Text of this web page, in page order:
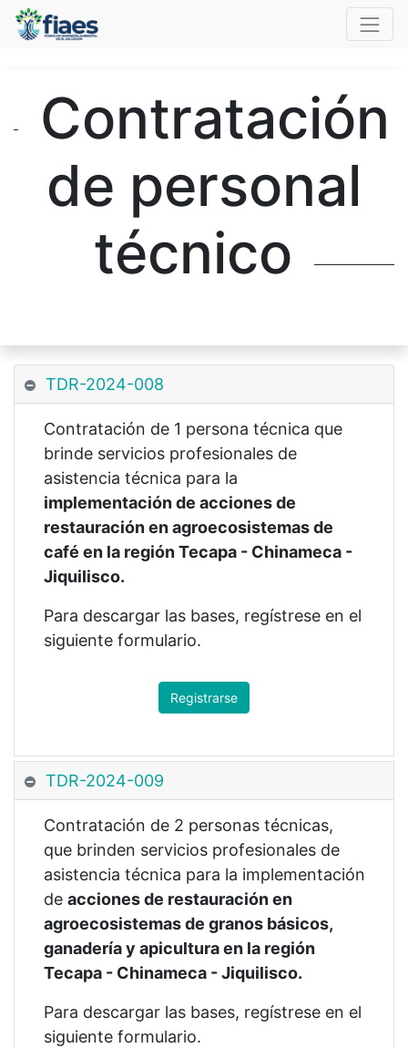
Contratación
de personal
técnico
TDR-2024-008
Contratación de 1 persona técnica que
brinde servicios profesionales de
asistencia técnica para la
implementación de acciones de
restauración en agroecosistemas de
café en la región Tecapa - Chinameca -
Jiquilisco.
Para descargar las bases, regístrese en el
siguiente formulario.
Registrarse
TDR-2024-009
Contratación de 2 personas técnicas,
que brinden servicios profesionales de
asistencia técnica para la implementación
de acciones de restauración en
agroecosistemas de granos básicos,
ganadería y apicultura en la región
Tecapa - Chinameca - Jiquilisco.
Para descargar las bases, regístrese en el
siguiente formulario.